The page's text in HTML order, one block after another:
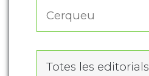
Totes les editorials